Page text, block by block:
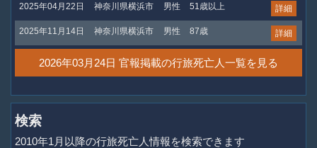
2025年04月22日 神奈川県横浜市 男性 51歳以上 詳細
2025年11月14日 神奈川県横浜市 男性 87歳 詳細
2026年03月24日 官報掲載の行旅死亡人一覧を見る
検索
2010年1月以降の行旅死亡人情報を検索できます